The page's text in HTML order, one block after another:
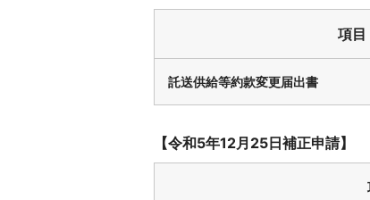
項目
託送供給等約款変更届出書
【令和5年12月25日補正申請】